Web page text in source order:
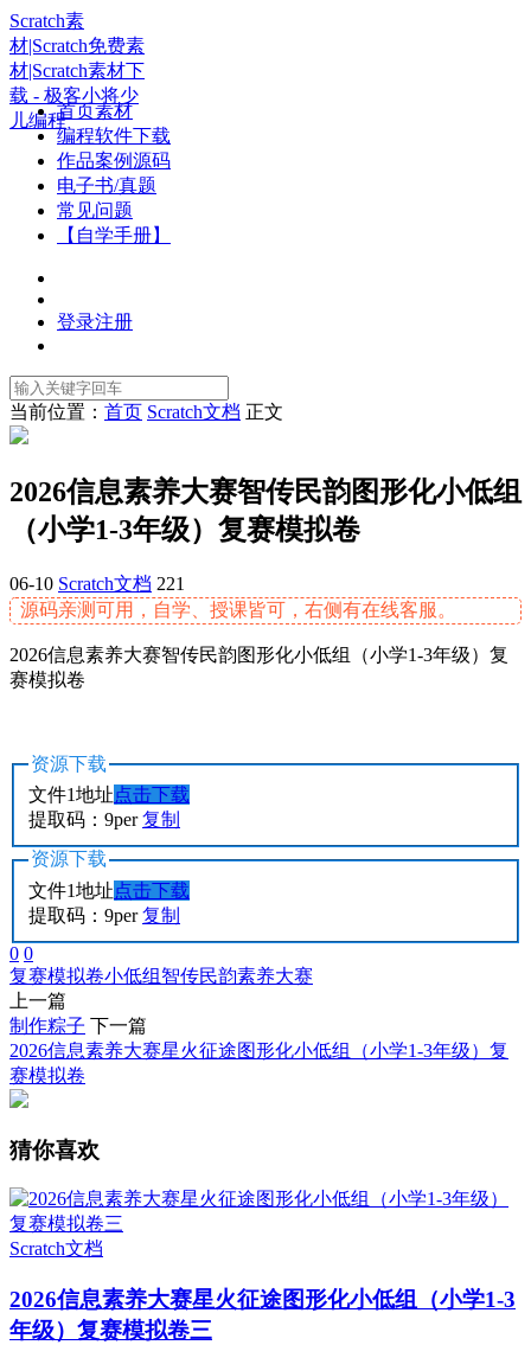
Scratch素
材|Scratch免费素
材|Scratch素材下
载 - 极客小将少
儿编程首页素材
编程软件下载
作品案例源码
电子书/真题
常见问题
【自学手册】
登录注册
当前位置： 首页 Scratch文档 正文
2026信息素养大赛智传民韵图形化小低组
（小学1-3年级）复赛模拟卷
06-10 Scratch文档 221
源码亲测可用，自学、授课皆可，右侧有在线客服。
2026信息素养大赛智传民韵图形化小低组（小学1-3年级）复
赛模拟卷
资源下载
文件1地址点击下载
提取码：9per复制
资源下载
文件1地址点击下载
提取码：9per复制
0 0
复赛模拟卷小低组 智传民韵素养大赛
上一篇
制作粽子 下一篇
2026信息素养大赛星火征途图形化小低组（小学1-3年级）复
赛模拟卷
猜你喜欢
Scratch文档
2026信息素养大赛星火征途图形化小低组（小学1-3
年级）复赛模拟卷三